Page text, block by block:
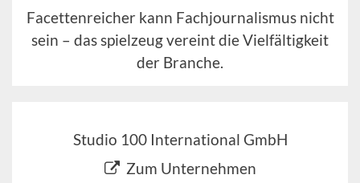
Facettenreicher kann Fachjournalismus nicht
sein – das spielzeug vereint die Vielfältigkeit
der Branche.
Studio 100 International GmbH
Zum Unternehmen